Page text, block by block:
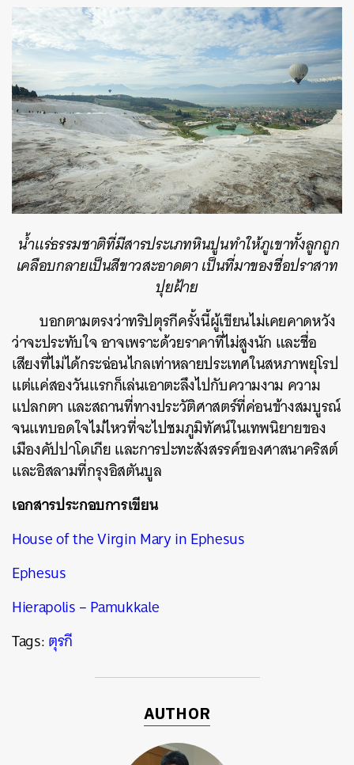
น้ำแร่ธรรมชาติที่มีสารประเภทหินปูนทำให้ภูเขาทั้งลูกถูก
เคลือบกลายเป็นสีขาวสะอาดตา เป็นที่มาของชื่อปราสาท
ปุยฝ้าย
บอกตามตรงว่าทริปตุรกีครั้งนี้ผู้เขียนไม่เคยคาดหวัง
ว่าจะประทับใจ อาจเพราะด้วยราคาที่ไม่สูงนัก และชื่อ
เสียงที่ไม่ได้กระฉ่อนไกลเท่าหลายประเทศในสหภาพยุโรป
แต่แค่สองวันแรกก็เล่นเอาตะลึงไปกับความงาม ความ
แปลกตา และสถานที่ทางประวัติศาสตร์ที่ค่อนข้างสมบูรณ์
จนแทบอดใจไม่ไหวที่จะไปชมภูมิทัศน์ในเทพนิยายของ
เมืองคัปปาโดเกีย และการปะทะสังสรรค์ของศาสนาคริสต์
และอิสลามที่กรุงอิสตันบูล
เอกสารประกอบการเขียน
House of the Virgin Mary in Ephesus
Ephesus
Hierapolis – Pamukkale
Tags:ตุรกี
AUTHOR